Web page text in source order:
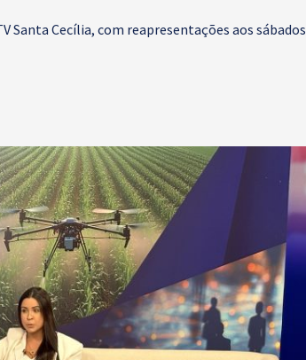
Santa Cecília, com reapresentações aos sábados